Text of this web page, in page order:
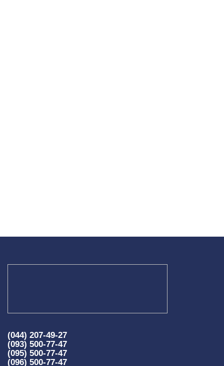
(044) 207-49-27
(093) 500-77-47
(095) 500-77-47
(096) 500-77-47